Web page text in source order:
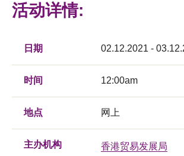
活动详情:
日期 02.12.2021 -
时间 12:00am
地点 网上
主办机构 香港贸易发展局